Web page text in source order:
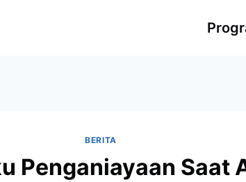
BERITA
Penganiayaan Saat